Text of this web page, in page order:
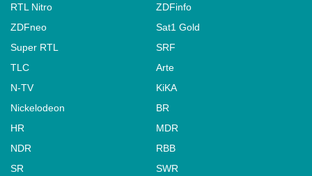
RTL Nitro
ZDFinfo
ZDFneo
Sat1 Gold
Super RTL
SRF
TLC
Arte
N-TV
KiKA
Nickelodeon
BR
HR
MDR
NDR
RBB
SR
SWR